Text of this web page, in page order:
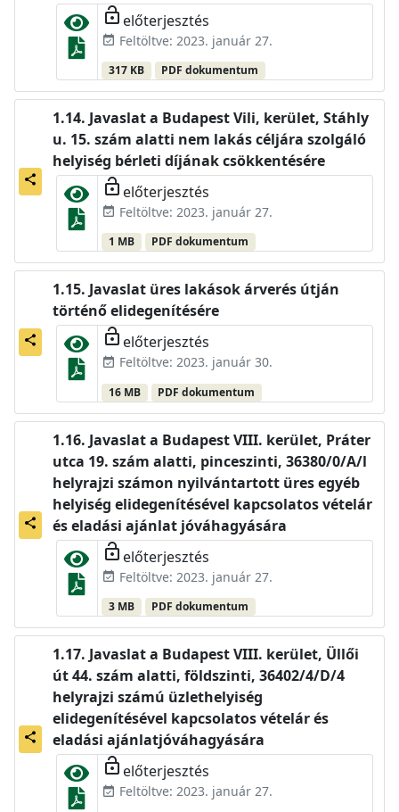
lock_open előterjesztés
event_available Feltöltve: 2023. január 27.
317 KB PDF dokumentum
share
Javaslat a Budapest Vili, kerület, Stáhly
u. 15. szám alatti nem lakás céljára szolgáló
helyiség bérleti díjának csökkentésére
lock_open előterjesztés
event_available Feltöltve: 2023. január 27.
1 MB PDF dokumentum
share
Javaslat üres lakások árverés útján
történő elidegenítésére
lock_open előterjesztés
event_available Feltöltve: 2023. január 30.
16 MB PDF dokumentum
share
Javaslat a Budapest VIII. kerület, Práter
utca 19. szám alatti, pinceszinti, 36380/0/A/l
helyrajzi számon nyilvántartott üres egyéb
helyiség elidegenítésével kapcsolatos vételár
és eladási ajánlat jóváhagyására
lock_open előterjesztés
event_available Feltöltve: 2023. január 27.
3 MB PDF dokumentum
share
Javaslat a Budapest VIII. kerület, Üllői
út 44. szám alatti, földszinti, 36402/4/D/4
helyrajzi számú üzlethelyiség
elidegenítésével kapcsolatos vételár és
eladási ajánlatjóváhagyására
lock_open előterjesztés
event_available Feltöltve: 2023. január 27.